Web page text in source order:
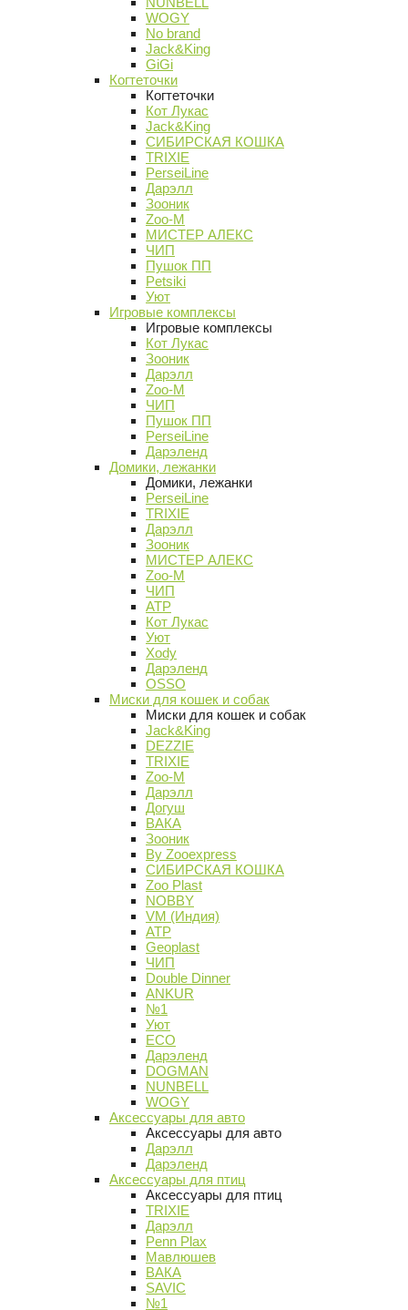
WOGY
No brand
Jack&King
GiGi
Когтеточки
Когтеточки
Кот Лукас
Jack&King
СИБИРСКАЯ КОШКА
TRIXIE
PerseiLine
Дарэлл
Зооник
Zoo-M
МИСТЕР АЛЕКС
ЧИП
Пушок ПП
Petsiki
Уют
Игровые комплексы
Игровые комплексы
Кот Лукас
Зооник
Дарэлл
Zoo-M
ЧИП
Пушок ПП
PerseiLine
Дарэленд
Домики, лежанки
Домики, лежанки
PerseiLine
TRIXIE
Дарэлл
Зооник
МИСТЕР АЛЕКС
Zoo-M
ЧИП
АТР
Кот Лукас
Уют
Xody
Дарэленд
OSSO
Миски для кошек и собак
Миски для кошек и собак
Jack&King
DEZZIE
TRIXIE
Zoo-M
Дарэлл
Догуш
ВАКА
Зооник
By Zooexpress
СИБИРСКАЯ КОШКА
Zoo Plast
NOBBY
VM (Индия)
АТР
Geoplast
ЧИП
Double Dinner
ANKUR
№1
Уют
ECO
Дарэленд
DOGMAN
NUNBELL
WOGY
Аксессуары для авто
Аксессуары для авто
Дарэлл
Дарэленд
Аксессуары для птиц
Аксессуары для птиц
TRIXIE
Дарэлл
Penn Plax
Мавлюшев
ВАКА
SAVIC
№1